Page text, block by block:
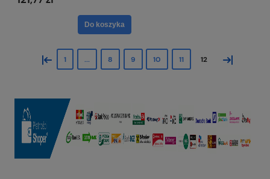
Do koszyka
« 1 ... 8 9 10 11 12 »